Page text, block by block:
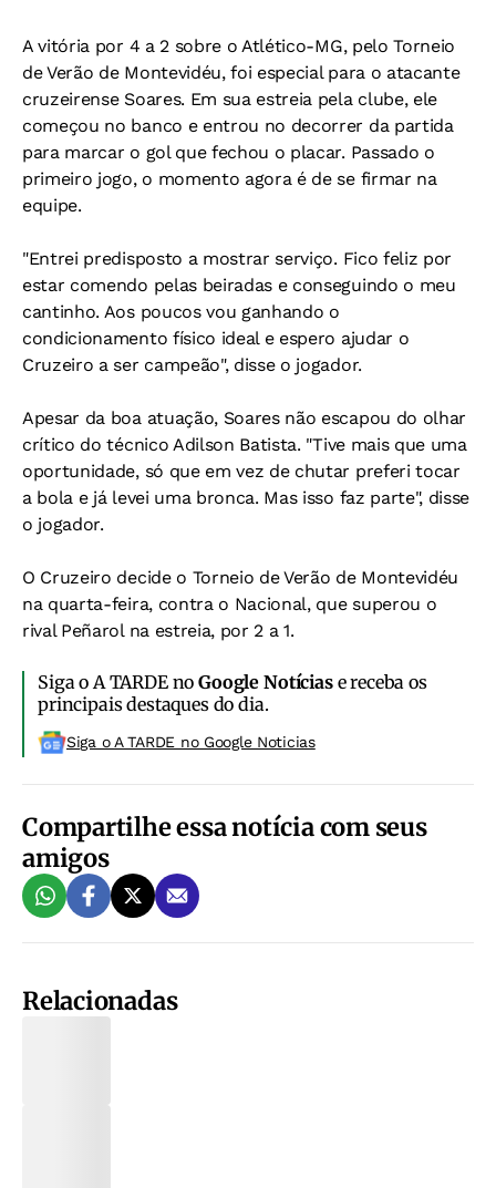
A vitória por 4 a 2 sobre o Atlético-MG, pelo Torneio
de Verão de Montevidéu, foi especial para o atacante
cruzeirense Soares. Em sua estreia pela clube, ele
começou no banco e entrou no decorrer da partida
para marcar o gol que fechou o placar. Passado o
primeiro jogo, o momento agora é de se firmar na
equipe.
"Entrei predisposto a mostrar serviço. Fico feliz por
estar comendo pelas beiradas e conseguindo o meu
cantinho. Aos poucos vou ganhando o
condicionamento físico ideal e espero ajudar o
Cruzeiro a ser campeão", disse o jogador.
Apesar da boa atuação, Soares não escapou do olhar
crítico do técnico Adilson Batista. "Tive mais que uma
oportunidade, só que em vez de chutar preferi tocar
a bola e já levei uma bronca. Mas isso faz parte", disse
o jogador.
O Cruzeiro decide o Torneio de Verão de Montevidéu
na quarta-feira, contra o Nacional, que superou o
rival Peñarol na estreia, por 2 a 1.
Siga o A TARDE noGoogle Notíciase receba os
principais destaques do dia.
Siga o A TARDE no Google Noticias
Compartilhe essa notícia com seus
amigos
Relacionadas